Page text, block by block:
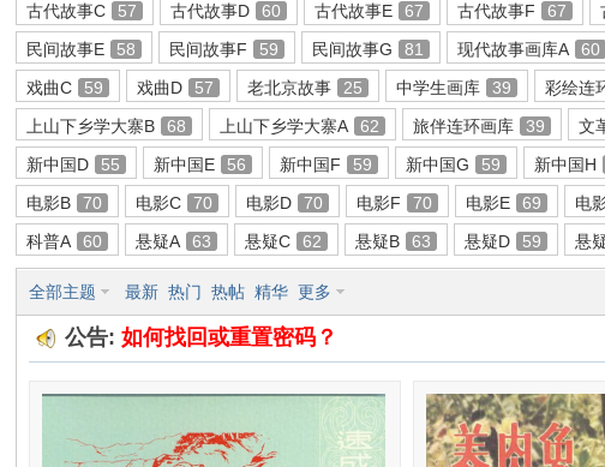
古代故事C
57 古代故事D 60 古代故事E 67 古代故事F 67
民间故事E
58 民间故事F 59 民间故事G 81 现代故事画库A 60
戏曲C
59 戏曲D 57 老北京故事 25 中学生画库 39 彩绘连
上山下乡学大寨B
68 上山下乡学大寨A 62 旅伴连环画库 39 文
新中国D
55 新中国E 56 新中国F 59 新中国G 59 新中国H
电影B
70 电影C 70 电影D 70 电影F 70 电影E 69 电
科普A
60 悬疑A 63 悬疑C 62 悬疑B 63 悬疑D 59 悬
全部主题 最新 热门 热帖 精华 更多
公告:如何找回或重置密码？